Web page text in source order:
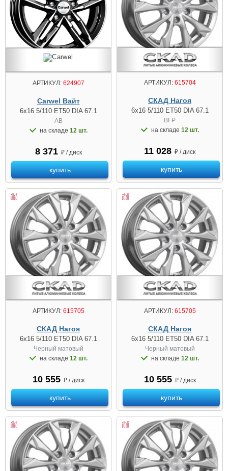
АРТИКУЛ:624907
Carwel Вайт
6x16 5/110 ET50 DIA 67.1
AB
на складе 12 шт.
8 371 ₽ / диск
купить
АРТИКУЛ:615704
СКАД Нагоя
6x16 5/110 ET50 DIA 67.1
BFP
на складе 12 шт.
11 028 ₽ / диск
купить
АРТИКУЛ:615705
СКАД Нагоя
6x16 5/110 ET50 DIA 67.1
Черный матовый
на складе 12 шт.
10 555 ₽ / диск
купить
АРТИКУЛ:615705
СКАД Нагоя
6x16 5/110 ET50 DIA 67.1
Черный матовый
на складе 12 шт.
10 555 ₽ / диск
купить